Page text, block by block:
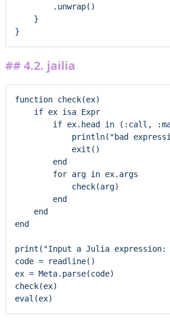
        .unwrap()
    }
4.2. jailia
function check(ex)
    if ex isa Expr
if ex.head in (:call,
println("bad
            exit()
        end
        for arg in ex.args
            check(arg)
        end
    end
end
print("Input a Julia
code = readline()
ex = Meta.parse(code)
check(ex)